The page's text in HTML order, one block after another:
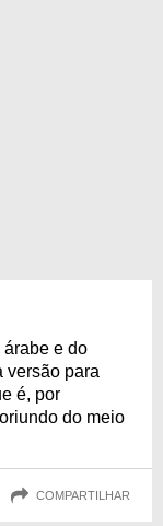
árabe e do
versão para
é, por
do meio
COMPARTILHAR